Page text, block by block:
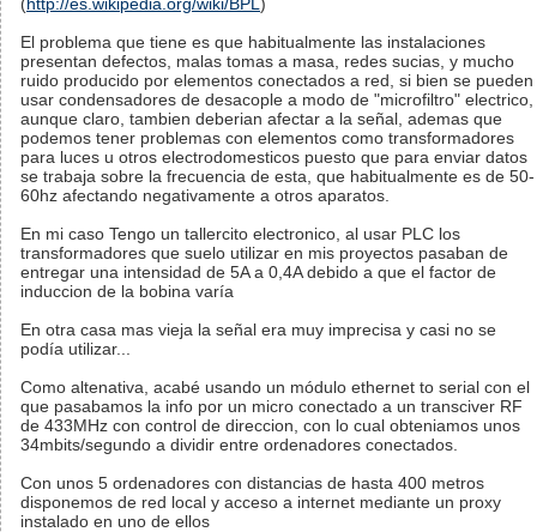
El problema que tiene es que habitualmente las instalaciones
presentan defectos, malas tomas a masa, redes sucias, y mucho
ruido producido por elementos conectados a red, si bien se pueden
usar condensadores de desacople a modo de "microfiltro" electrico,
aunque claro, tambien deberian afectar a la señal, ademas que
podemos tener problemas con elementos como transformadores
para luces u otros electrodomesticos puesto que para enviar datos
se trabaja sobre la frecuencia de esta, que habitualmente es de 50-
60hz afectando negativamente a otros aparatos.
En mi caso Tengo un tallercito electronico, al usar PLC los
transformadores que suelo utilizar en mis proyectos pasaban de
entregar una intensidad de 5A a 0,4A debido a que el factor de
induccion de la bobina varía
En otra casa mas vieja la señal era muy imprecisa y casi no se
podía utilizar...
Como altenativa, acabé usando un módulo ethernet to serial con el
que pasabamos la info por un micro conectado a un transciver RF
de 433MHz con control de direccion, con lo cual obteniamos unos
34mbits/segundo a dividir entre ordenadores conectados.
Con unos 5 ordenadores con distancias de hasta 400 metros
disponemos de red local y acceso a internet mediante un proxy
instalado en uno de ellos